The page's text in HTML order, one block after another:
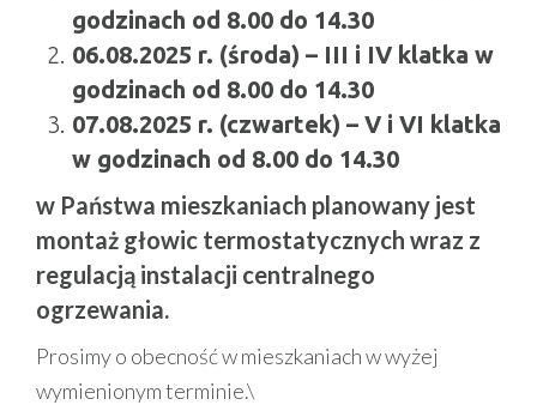
godzinach od 8.00 do 14.30
06.08.2025 r. (środa) – III i IV klatka w
godzinach od 8.00 do 14.30
07.08.2025 r. (czwartek) – V i VI klatka
w godzinach od 8.00 do 14.30
w Państwa mieszkaniach planowany jest
montaż głowic termostatycznych wraz z
regulacją instalacji centralnego
ogrzewania.
Prosimy o obecność w mieszkaniach w wyżej
wymienionym terminie.\